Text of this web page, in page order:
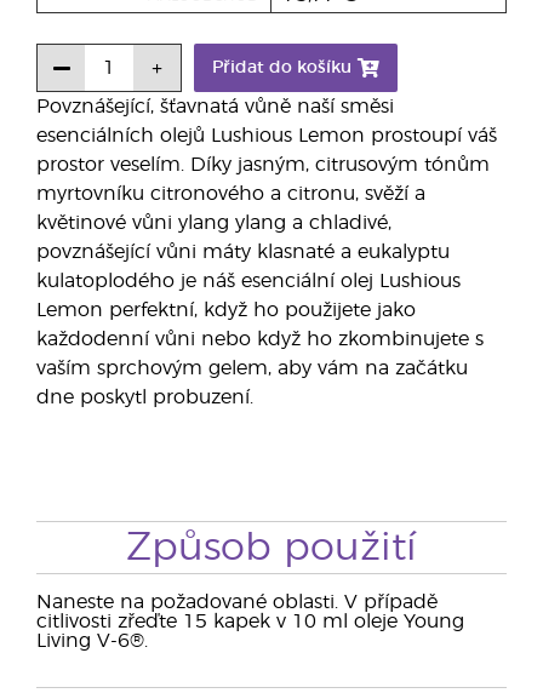
Povznášející, šťavnatá vůně naší směsi
esenciálních olejů Lushious Lemon prostoupí váš
prostor veselím. Díky jasným, citrusovým tónům
myrtovníku citronového a citronu, svěží a
květinové vůni ylang ylang a chladivé,
povznášející vůni máty klasnaté a eukalyptu
kulatoplodého je náš esenciální olej Lushious
Lemon perfektní, když ho použijete jako
každodenní vůni nebo když ho zkombinujete s
vaším sprchovým gelem, aby vám na začátku
dne poskytl probuzení.
Přidat do košíku
Způsob použití
Naneste na požadované oblasti. V případě
citlivosti zřeďte 15 kapek v 10 ml oleje Young
Living V-6®.